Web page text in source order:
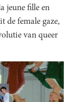
jeune fille en
de female gaze,
van queer